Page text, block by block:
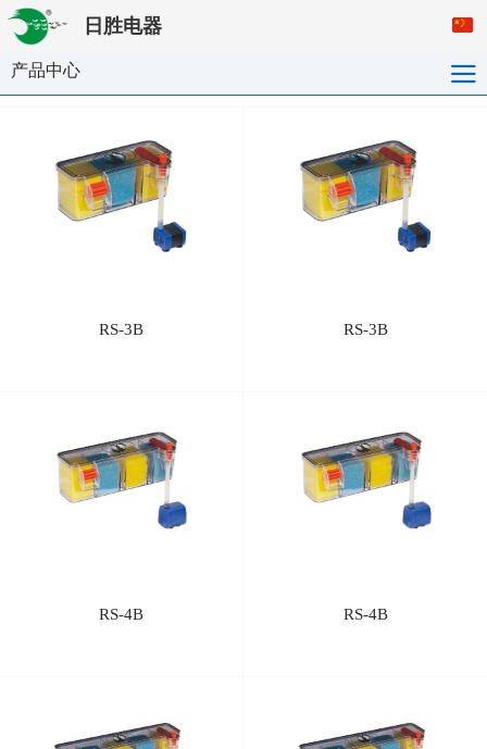
日胜电器
产品中心
RS-3B RS-3B
RS-4B RS-4B